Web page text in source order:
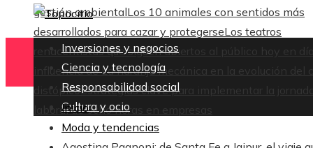
gestión ambientalLos 10 animales con sentidos más
desarrollados para cazar y protegerseLos teatros
renacentistas que siguen abiertos al público hoy en
influencia de La naranja mecánica en la evolución del
distópicoEstrategias clave para implementar la
laboral de ocho horas en empresas
Inversiones y negocios
Ciencia y tecnología
Responsabilidad social
Cultura y ocio
Inicio
Moda y tendencias